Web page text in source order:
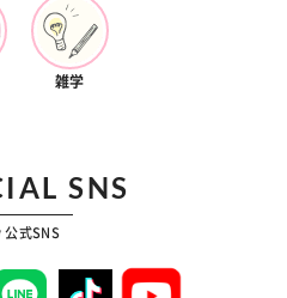
雑学
SNS
公式SNS